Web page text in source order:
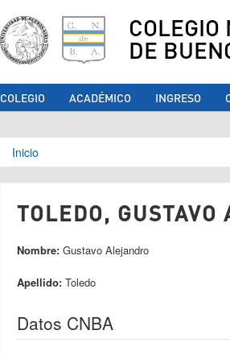
DE
COLEGIO ACADÉMICO INGRESO
Se encuentra
Inicio
TOLEDO,
Nombre: Gustavo Alejandro
Apellido: Toledo
Datos CNBA